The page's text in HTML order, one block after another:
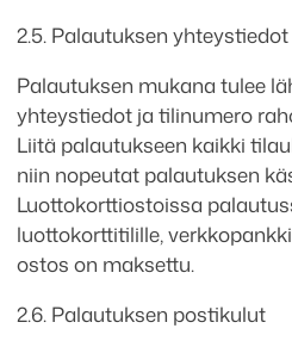
2.5. Palautuksen yhteystiedot
Palautuksen mukana tulee
yhteystiedot ja tilinumero
Liitä palautukseen kaikki
niin nopeutat palautuksen
Luottokorttiostoissa
luottokorttitilille,
ostos on maksettu.
2.6. Palautuksen postikulut